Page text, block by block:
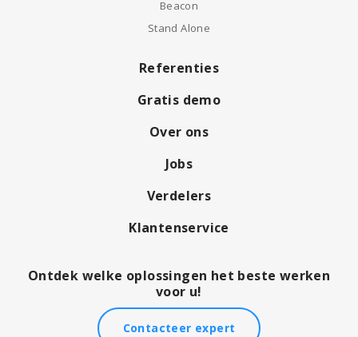
Beacon
Stand Alone
Referenties
Gratis demo
Over ons
Jobs
Verdelers
Klantenservice
Ontdek welke oplossingen het beste werken
voor u!
Contacteer expert